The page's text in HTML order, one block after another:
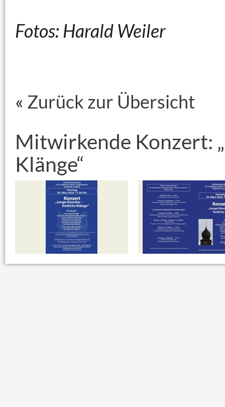
Fotos: Harald Weiler
« Zurück zur Übersicht
Mitwirkende Konzert:
Klänge“